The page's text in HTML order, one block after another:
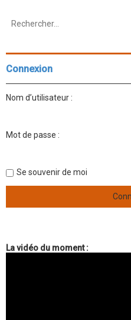
Connexion
Nom d’utilisateur :
Mot de passe :
Se souvenir de moi
La vidéo du moment :